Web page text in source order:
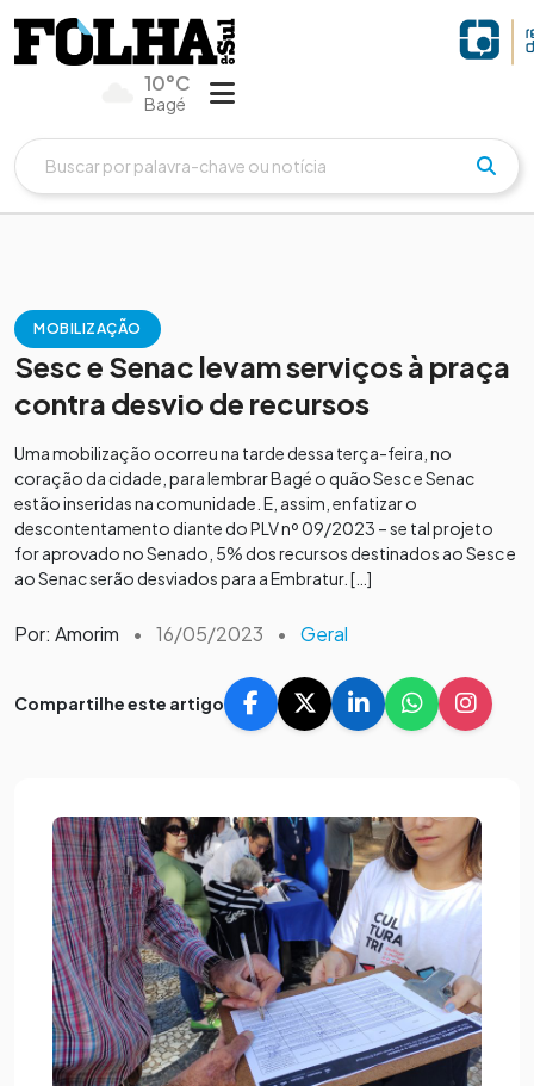
10°C
Bagé
MOBILIZAÇÃO
Sesc e Senac levam serviços à praça
contra desvio de recursos
Uma mobilização ocorreu na tarde dessa terça-feira, no
coração da cidade, para lembrar Bagé o quão Sesc e Senac
estão inseridas na comunidade. E, assim, enfatizar o
descontentamento diante do PLV nº 09/2023 – se tal projeto
for aprovado no Senado, 5% dos recursos destinados ao Sesc e
ao Senac serão desviados para a Embratur. […]
Por: Amorim • 16/05/2023 • Geral
Compartilhe este artigo